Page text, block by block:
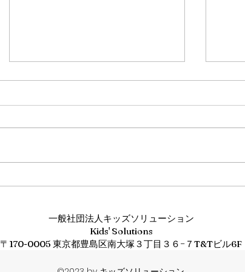
思い
一般社団法人キッズソリューション
Kids' Solutions
〒170-0005 東京都豊島区南大塚３丁目３６−７T&Tビル6F